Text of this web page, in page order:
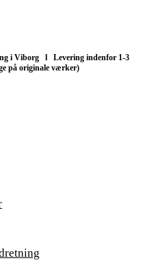
i Viborg l Levering indenfor 1-3
på originale værker)